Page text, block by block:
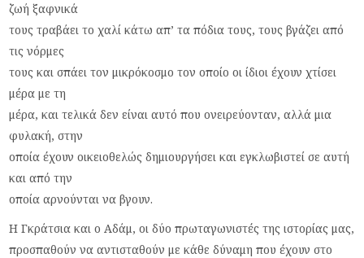
ζωή ξαφνικά
τους τραβάει το χαλί κάτω απ’ τα πόδια τους, τους βγάζει από
τις νόρμες
τους και σπάει τον μικρόκοσμο τον οποίο οι ίδιοι έχουν χτίσει
μέρα με τη
μέρα, και τελικά δεν είναι αυτό που ονειρεύονταν, αλλά μια
φυλακή, στην
οποία έχουν οικειοθελώς δημιουργήσει και εγκλωβιστεί σε αυτή
και από την
οποία αρνούνται να βγουν.
Η Γκράτσια και ο Αδάμ, οι δύο πρωταγωνιστές της ιστορίας μας,
προσπαθούν να αντισταθούν με κάθε δύναμη που έχουν στο